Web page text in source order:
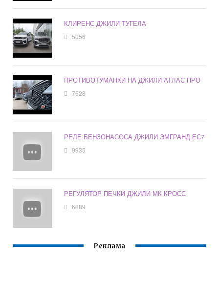
КЛИРЕНС ДЖИЛИ ТУГЕЛА
5056
ПРОТИВОТУМАНКИ НА ДЖИЛИ АТЛАС ПРО
7628
РЕЛЕ БЕНЗОНАСОСА ДЖИЛИ ЭМГРАНД ЕС7
9935
РЕГУЛЯТОР ПЕЧКИ ДЖИЛИ МК КРОСС
6889
Реклама